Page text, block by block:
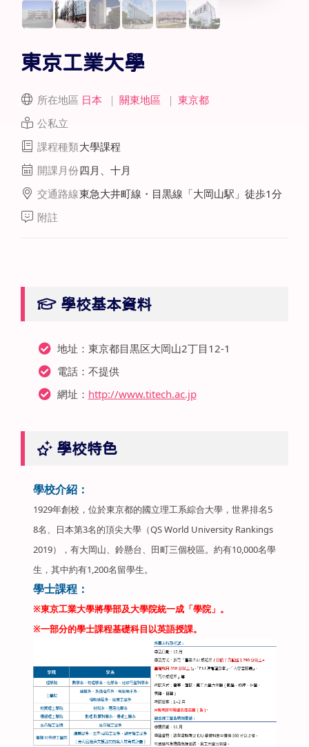
東京工業大學
所在地區 日本 ｜ 關東地區 ｜ 東京都
公私立
課程種類大學課程
開課月份四月、十月
交通路線東急大井町線・目黒線「大岡山駅」徒歩1分
附註
學校基本資料
地址：東京都目黒区大岡山2丁目12-1
電話：不提供
網址： http://www.titech.ac.jp
學校特色
學校介紹：
1929年創校，位於東京都的國立理工系綜合大學，世界排名5
8名、日本第3名的頂尖大學（QS World University Rankings
2019），有大岡山、鈴懸台、田町三個校區。約有10,000名學
生，其中約有1,200名留學生。
學士課程：
※東京工業大學將學部及大學院統一成「學院」。
※一部分的學士課程基礎科目以英語授課。